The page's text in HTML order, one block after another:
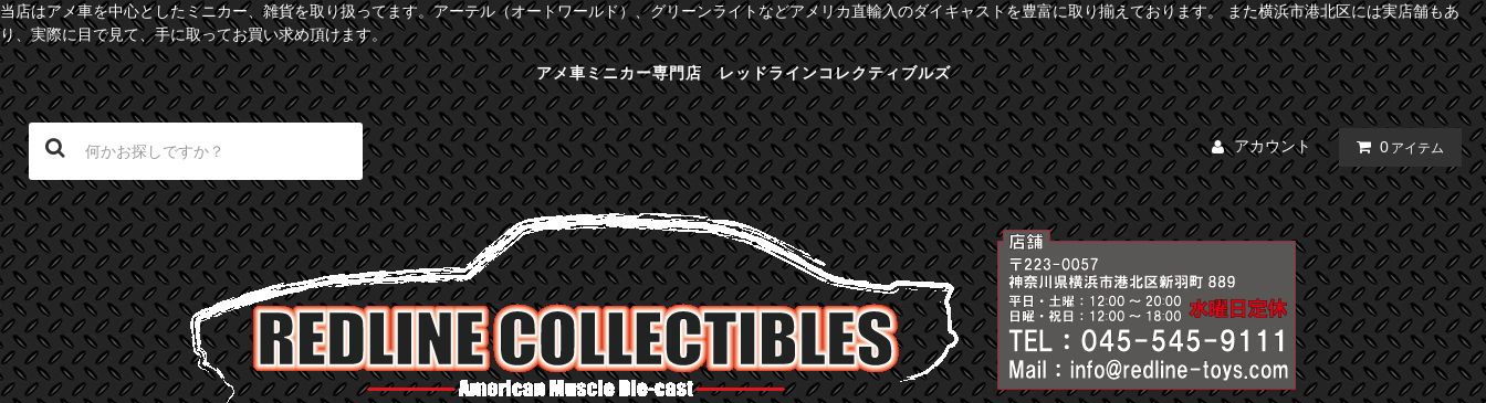
当店はアメ車を中心としたミニカー、雑貨を取り扱ってます。アーテル（オートワールド）、グリーンライトなどアメリカ直輸入のダイキャストを豊富に取り揃えております。 また横浜市港北区には実店舗もあ
り、実際に目で見て、手に取ってお買い求め頂けます。
アメ車ミニカー専門店 レッドラインコレクティブルズ
アカウント 0 アイテム